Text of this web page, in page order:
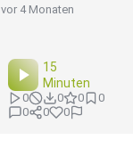
vor 4 Monaten
15
Minuten
0 0 0
0
0
0 0